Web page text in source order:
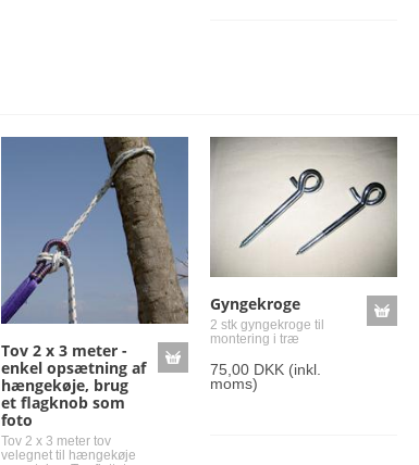
Tov 2 x 3 meter -
enkel opsætning af
hængekøje, brug
et flagknob som
foto
Tov 2 x 3 meter tov
velegnet til hængekøje
Gyngekroge
2 stk gyngekroge til
montering i træ
75,00 DKK (inkl.
moms)